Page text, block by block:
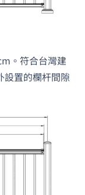
。符合台灣建
設置的欄杆間隙